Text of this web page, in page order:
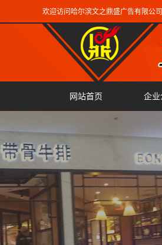
欢迎访问哈尔滨文之鼎盛广告有限公司
网站首页 企业